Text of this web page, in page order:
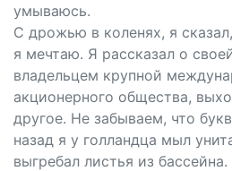
умываюсь.
С дрожью в коленях, я
я мечтаю. Я рассказал о
владельцем крупной
акционерного общества,
другое. Не забываем, что
назад я у голландца мыл
выгребал листья из бассейна.